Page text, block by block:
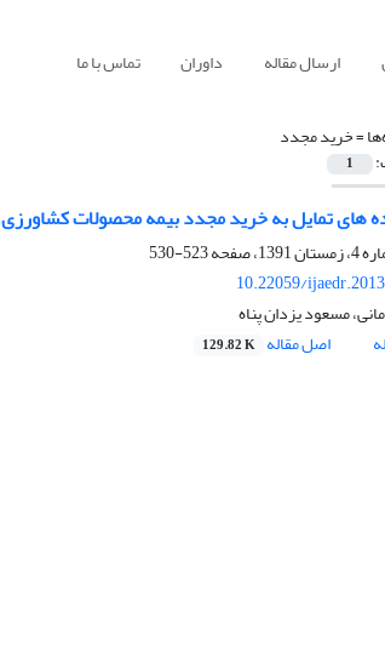
ارسال مقاله داوران تماس با ما
=خرید مجدد
1
های تمایل به خرید مجدد بیمه محصولات کشاورزی
523-530
10.22059/
مسعود یزدان پناه
اصل مقاله 129.82 K